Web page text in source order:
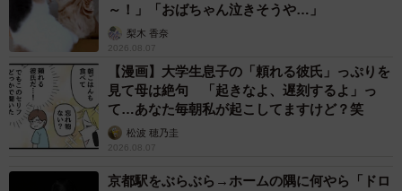
～！」「おばちゃん泣きそうや…」
梨木 香奈
2026.08.07
【漫画】大学生息子の「頼れる彼氏」っぷりを
見て母は絶句 「起きなよ、遅刻するよ」っ
て…あなた毎朝私が起こしてますけど？笑
松波 穂乃圭
2026.08.07
京都駅をぶらぶら→ホームの隅に何やら「ドロ